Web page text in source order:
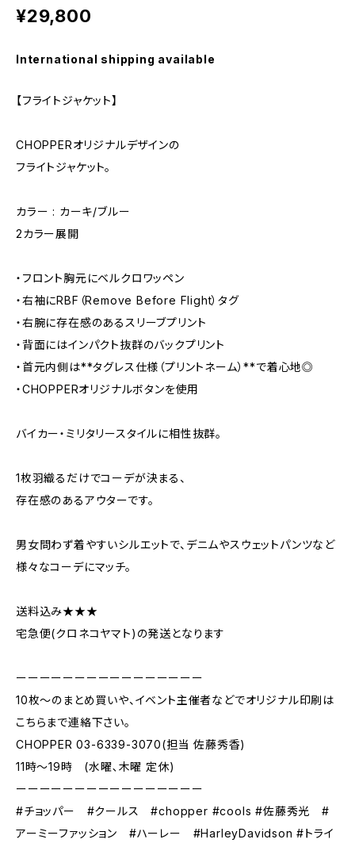
¥29,800
International shipping available
【フライトジャケット】
CHOPPERオリジナルデザインの
フライトジャケット。
カラー : カーキ/ブルー
2カラー展開
・フロント胸元にベルクロワッペン
・右袖にRBF（Remove Before Flight）タグ
・右腕に存在感のあるスリーブプリント
・背面にはインパクト抜群のバックプリント
・首元内側は**タグレス仕様（プリントネーム）**で着心地◎
・CHOPPERオリジナルボタンを使用
バイカー・ミリタリースタイルに相性抜群。
1枚羽織るだけでコーデが決まる、
存在感のあるアウターです。
男女問わず着やすいシルエットで、デニムやスウェットパンツなど
様々なコーデにマッチ。
送料込み★★★
宅急便(クロネコヤマト)の発送となります
ーーーーーーーーーーーーーーーー
10枚〜のまとめ買いや、イベント主催者などでオリジナル印刷は
こちらまで連絡下さい。
CHOPPER 03-6339-3070(担当 佐藤秀香)
11時〜19時 (水曜､木曜 定休)
ーーーーーーーーーーーーーーーー
#チョッパー #クールス #chopper #cools #佐藤秀光 #
アーミーファッション #ハーレー #HarleyDavidson #トライ